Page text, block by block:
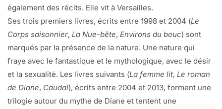
également des récits. Elle vit à Versailles.
Ses trois premiers livres, écrits entre 1998 et 2004 (Le
Corps saisonnier, La Nue-bête, Environs du bouc) sont
marqués par la présence de la nature. Une nature qui
fraye avec le fantastique et le mythologique, avec le désir
et la sexualité. Les livres suivants (La femme lit, Le roman
de Diane, Caudal), écrits entre 2004 et 2013, forment une
trilogie autour du mythe de Diane et tentent une